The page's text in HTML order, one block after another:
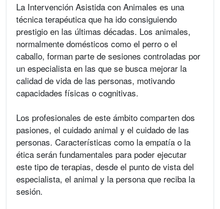
La Intervención Asistida con Animales es una
técnica terapéutica que ha ido consiguiendo
prestigio en las últimas décadas. Los animales,
normalmente domésticos como el perro o el
caballo, forman parte de sesiones controladas por
un especialista en las que se busca mejorar la
calidad de vida de las personas, motivando
capacidades físicas o cognitivas.
Los profesionales de este ámbito comparten dos
pasiones, el cuidado animal y el cuidado de las
personas. Características como la empatía o la
ética serán fundamentales para poder ejecutar
este tipo de terapias, desde el punto de vista del
especialista, el animal y la persona que reciba la
sesión.